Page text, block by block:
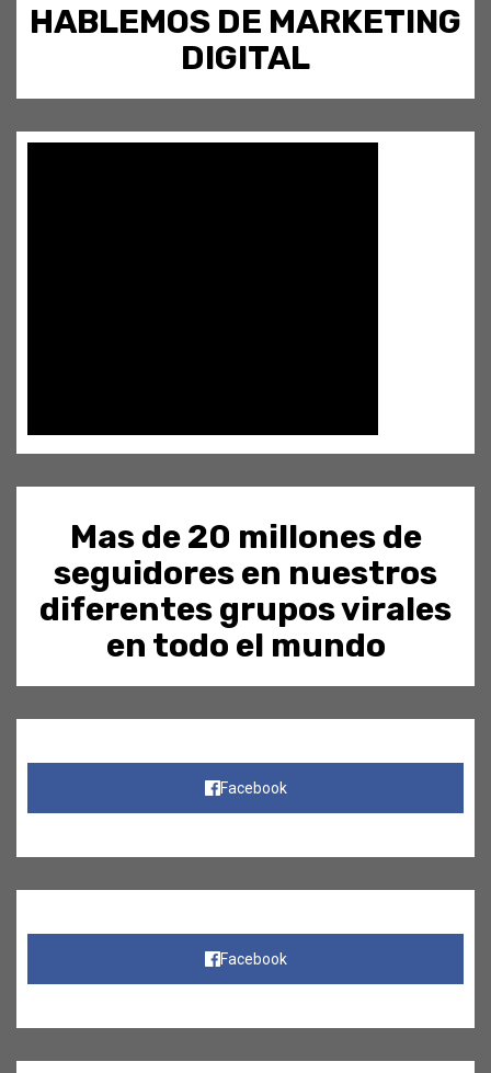
HABLEMOS DE MARKETING
DIGITAL
Mas de 20 millones de
seguidores en nuestros
diferentes grupos virales
en todo el mundo
Facebook
Facebook